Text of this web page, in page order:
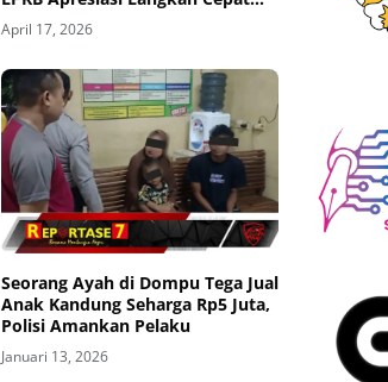
Pemda Siapkan Lahan
April 17, 2026
Seorang Ayah di Dompu Tega Jual
Anak Kandung Seharga Rp5 Juta,
Polisi Amankan Pelaku
Januari 13, 2026